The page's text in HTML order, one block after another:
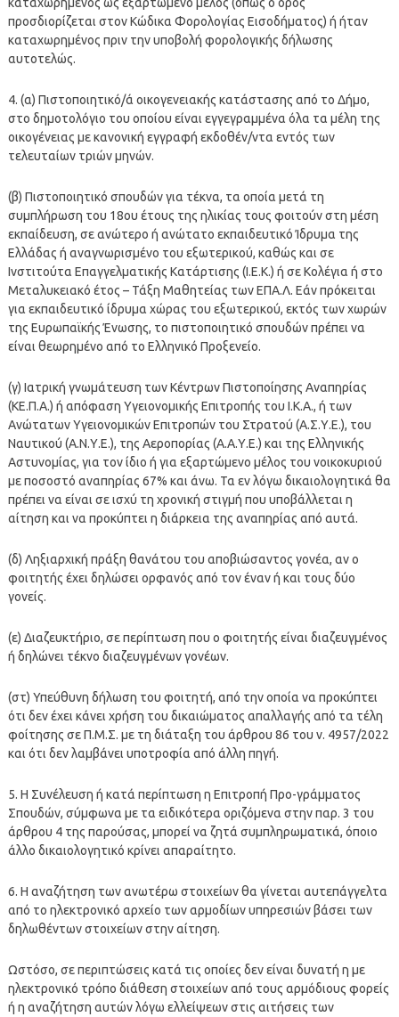
προσδιορίζεται στον Κώδικα Φορολογίας Εισοδήματος) ή ήταν
καταχωρημένος πριν την υποβολή φορολογικής δήλωσης
αυτοτελώς.
4. (α) Πιστοποιητικό/ά οικογενειακής κατάστασης από το Δήμο,
στο δημοτολόγιο του οποίου είναι εγγεγραμμένα όλα τα μέλη της
οικογένειας με κανονική εγγραφή εκδοθέν/ντα εντός των
τελευταίων τριών μηνών.
(β) Πιστοποιητικό σπουδών για τέκνα, τα οποία μετά τη
συμπλήρωση του 18ου έτους της ηλικίας τους φοιτούν στη μέση
εκπαίδευση, σε ανώτερο ή ανώτατο εκπαιδευτικό Ίδρυμα της
Ελλάδας ή αναγνωρισμένο του εξωτερικού, καθώς και σε
Ινστιτούτα Επαγγελματικής Κατάρτισης (Ι.Ε.Κ.) ή σε Κολέγια ή στο
Μεταλυκειακό έτος – Τάξη Μαθητείας των ΕΠΑ.Λ. Εάν πρόκειται
για εκπαιδευτικό ίδρυμα χώρας του εξωτερικού, εκτός των χωρών
της Ευρωπαϊκής Ένωσης, το πιστοποιητικό σπουδών πρέπει να
είναι θεωρημένο από το Ελληνικό Προξενείο.
(γ) Ιατρική γνωμάτευση των Κέντρων Πιστοποίησης Αναπηρίας
(ΚΕ.Π.Α.) ή απόφαση Υγειονομικής Επιτροπής του Ι.Κ.Α., ή των
Ανώτατων Υγειονομικών Επιτροπών του Στρατού (Α.Σ.Υ.Ε.), του
Ναυτικού (Α.Ν.Υ.Ε.), της Αεροπορίας (Α.Α.Υ.Ε.) και της Ελληνικής
Αστυνομίας, για τον ίδιο ή για εξαρτώμενο μέλος του νοικοκυριού
με ποσοστό αναπηρίας 67% και άνω. Τα εν λόγω δικαιολογητικά θα
πρέπει να είναι σε ισχύ τη χρονική στιγμή που υποβάλλεται η
αίτηση και να προκύπτει η διάρκεια της αναπηρίας από αυτά.
(δ) Ληξιαρχική πράξη θανάτου του αποβιώσαντος γονέα, αν ο
φοιτητής έχει δηλώσει ορφανός από τον έναν ή και τους δύο
γονείς.
(ε) Διαζευκτήριο, σε περίπτωση που ο φοιτητής είναι διαζευγμένος
ή δηλώνει τέκνο διαζευγμένων γονέων.
(στ) Υπεύθυνη δήλωση του φοιτητή, από την οποία να προκύπτει
ότι δεν έχει κάνει χρήση του δικαιώματος απαλλαγής από τα τέλη
φοίτησης σε Π.Μ.Σ. με τη διάταξη του άρθρου 86 του ν. 4957/2022
και ότι δεν λαμβάνει υποτροφία από άλλη πηγή.
5. Η Συνέλευση ή κατά περίπτωση η Επιτροπή Προ-γράμματος
Σπουδών, σύμφωνα με τα ειδικότερα οριζόμενα στην παρ. 3 του
άρθρου 4 της παρούσας, μπορεί να ζητά συμπληρωματικά, όποιο
άλλο δικαιολογητικό κρίνει απαραίτητο.
6. Η αναζήτηση των ανωτέρω στοιχείων θα γίνεται αυτεπάγγελτα
από το ηλεκτρονικό αρχείο των αρμοδίων υπηρεσιών βάσει των
δηλωθέντων στοιχείων στην αίτηση.
Ωστόσο, σε περιπτώσεις κατά τις οποίες δεν είναι δυνατή η με
ηλεκτρονικό τρόπο διάθεση στοιχείων από τους αρμόδιους φορείς
ή η αναζήτηση αυτών λόγω ελλείψεων στις αιτήσεις των